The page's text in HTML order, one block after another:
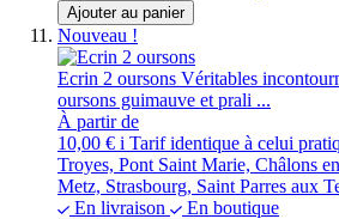
Ajouter au panier
Nouveau !
Ecrin 2 oursons Véritables
oursons guimauve et prali ...
À partir de
10,00 € i Tarif identique à celui
Troyes, Pont Saint Marie, Châlons
Metz, Strasbourg, Saint Parres aux
En livraison
En boutique